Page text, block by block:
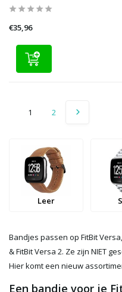
€35,96
1 2
Leer
Bandjes passen op FitBit
& FitBit Versa 2. Ze zijn NIET
Hier komt een nieuw
Een bandje voor je